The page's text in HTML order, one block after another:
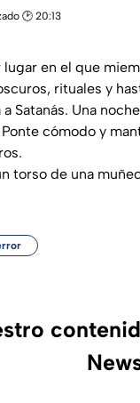
🕑 20:13
en el que
rituales y
Satanás. Una
cómodo y
torso de una